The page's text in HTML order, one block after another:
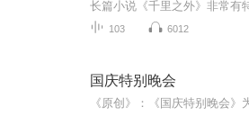
103 6012
国庆特别晚会